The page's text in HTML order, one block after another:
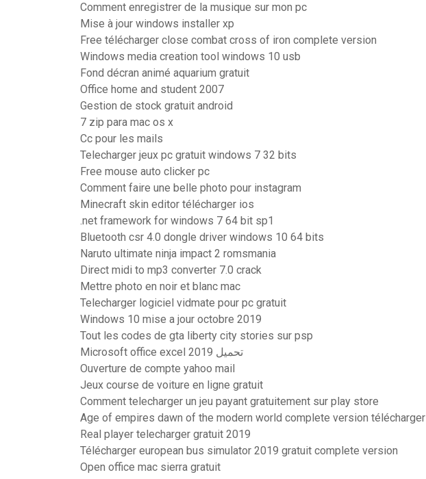
Comment enregistrer de la musique sur mon pc
Mise à jour windows installer xp
Free télécharger close combat cross of iron complete version
Windows media creation tool windows 10 usb
Fond décran animé aquarium gratuit
Office home and student 2007
Gestion de stock gratuit android
7 zip para mac os x
Cc pour les mails
Telecharger jeux pc gratuit windows 7 32 bits
Free mouse auto clicker pc
Comment faire une belle photo pour instagram
Minecraft skin editor télécharger ios
.net framework for windows 7 64 bit sp1
Bluetooth csr 4.0 dongle driver windows 10 64 bits
Naruto ultimate ninja impact 2 romsmania
Direct midi to mp3 converter 7.0 crack
Mettre photo en noir et blanc mac
Telecharger logiciel vidmate pour pc gratuit
Windows 10 mise a jour octobre 2019
Tout les codes de gta liberty city stories sur psp
Microsoft office excel 2019 تحميل
Ouverture de compte yahoo mail
Jeux course de voiture en ligne gratuit
Comment telecharger un jeu payant gratuitement sur play store
Age of empires dawn of the modern world complete version télécharger
Real player telecharger gratuit 2019
Télécharger european bus simulator 2019 gratuit complete version
Open office mac sierra gratuit